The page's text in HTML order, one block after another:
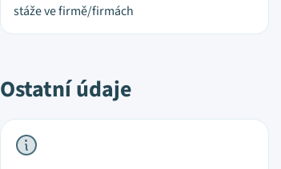
stáže ve firmě/firmách
Ostatní údaje